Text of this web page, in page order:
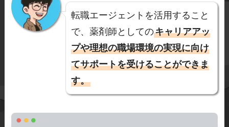
転職エージェントを活用すること
で、薬剤師としてのキャリアアッ
プや理想の職場環境の実現に向け
てサポートを受けることができま
す。